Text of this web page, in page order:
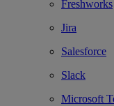
Freshworks
Jira
Salesforce
Slack
Microsoft